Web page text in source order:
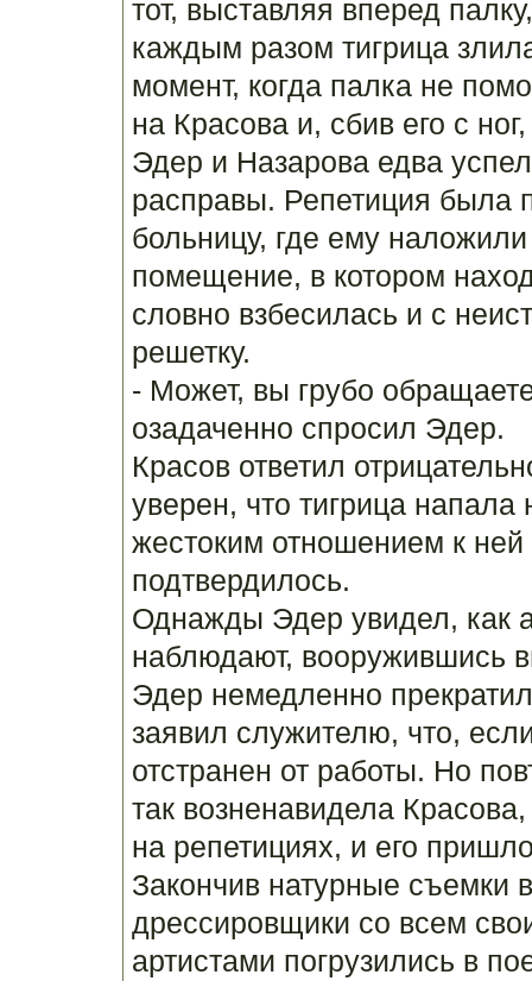
тот, выставляя вперед
каждым разом тигрица
момент, когда палка не
на Красова и, сбив его с
Эдер и Назарова едва
расправы. Репетиция была
больницу, где ему
помещение, в котором
словно взбесилась и с
решетку.
- Может, вы грубо
озадаченно спросил Эдер.
Красов ответил
уверен, что тигрица
жестоким отношением к
подтвердилось.
Однажды Эдер увидел, как
наблюдают, вооружившись
Эдер немедленно
заявил служителю, что,
отстранен от работы. Но
так возненавидела
на репетициях, и его
Закончив натурные съемки
дрессировщики со всем
артистами погрузились в